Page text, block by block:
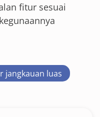
fitur sesuai
jangkauan luas